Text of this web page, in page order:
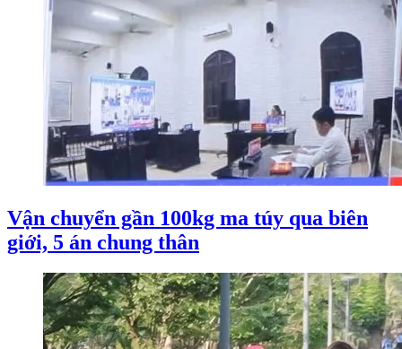
Vận chuyển gần 100kg ma túy qua biên
giới, 5 án chung thân